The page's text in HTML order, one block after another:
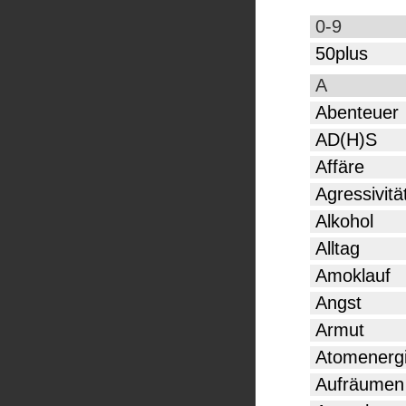
0-9
50plus
A
Abenteuer
AD(H)S
Affäre
Alkohol
Alltag
Amoklauf
Angst
Armut
Aufräumen